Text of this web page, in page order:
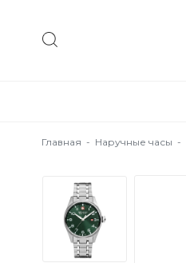
Главная - Наручные часы -